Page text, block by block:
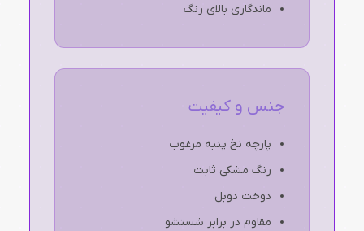
ماندگاری بالای رنگ
جنس و کیفیت
پارچه نخ پنبه مرغوب
رنگ مشکی ثابت
دوخت دوبل
مقاوم در برابر شستشو